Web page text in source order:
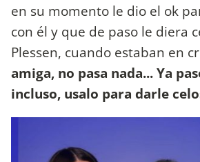
en su momento le dio el ok
con él y que de paso le diera
Plessen, cuando estaban en
amiga, no pasa nada... Ya
incluso, usalo para darle